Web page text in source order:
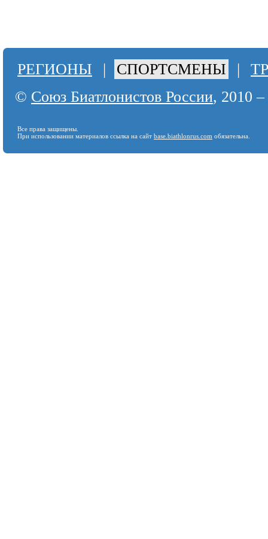
РЕГИОНЫ | СПОРТСМЕНЫ |
© Союз Биатлонистов России, 2010
Все права защищены.
При использовании материалов ссылка на сайт base.biathlonrus.com обязательна.